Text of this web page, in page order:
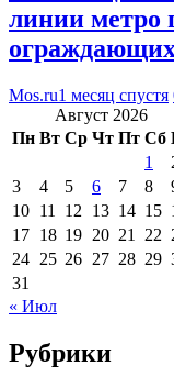
линии метро
Mos.ru1 месяц спустя
Август 2026
Пн Вт Ср Чт Пт Сб
1
3
4 5 6 7 8
10 11 12 13 14 15
17 18 19 20 21 22
24 25 26 27 28 29
31
« Июл
Рубрики